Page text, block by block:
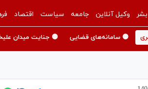
وکیل آنلاین جامعه سیاست اقتصاد
🟡 سامانه‌های قضایی 🟡 جنایت میدان